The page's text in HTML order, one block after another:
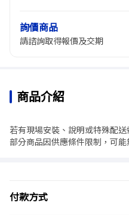
詢價商品
請諮詢取得報價及交期
商品介紹
若有現場安裝、說明或特殊配
部分商品因供應條件限制，可
付款方式